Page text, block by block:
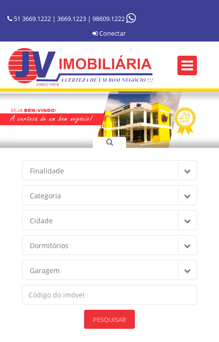
51 3669.1222 | 3669.1223 | 98609.1222
Conectar
Finalidade
Categoria
Cidade
Dormitórios
Garagem
PESQUISAR